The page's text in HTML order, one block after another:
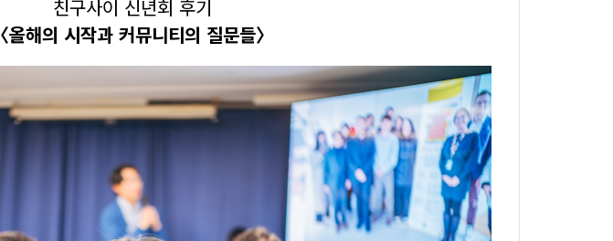
친구사이 신년회 후기
〈올해의 시작과 커뮤니티의 질문들〉